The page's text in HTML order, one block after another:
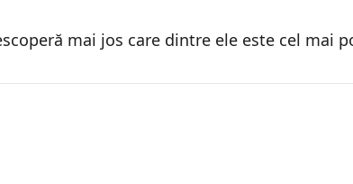
mai jos care dintre ele este cel mai